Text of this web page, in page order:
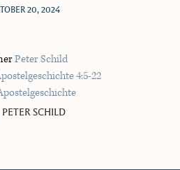
20, 2024
Peter Schild
4:5-22
PETER SCHILD